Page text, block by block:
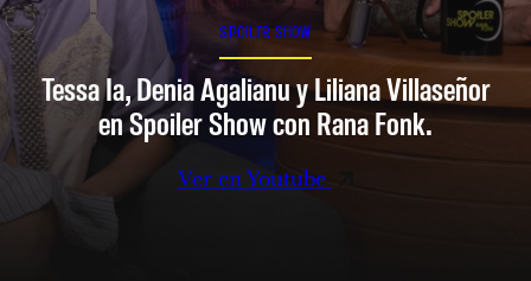
SPOILER SHOW
Tessa Ia, Denia Agalianu y Liliana Villaseñor
en Spoiler Show con Rana Fonk.
Ver en Youtube